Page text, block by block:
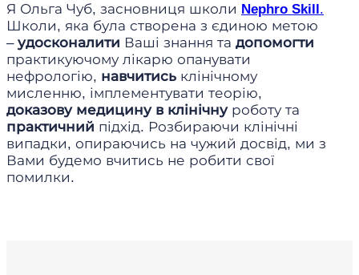
Я Ольга Чуб, засновниця школи Nephro Skill.
Школи, яка була створена з єдиною метою
– удосконалити Ваші знання та допомогти
практикуючому лікарю опанувати
нефрологію, навчитись клінічному
мисленню, імплементувати теорію,
доказову медицину в клінічнуроботу та
практичний підхід. Розбираючи клінічні
випадки, опираючись на чужий досвід, ми з
Вами будемо вчитись не робити свої
помилки.